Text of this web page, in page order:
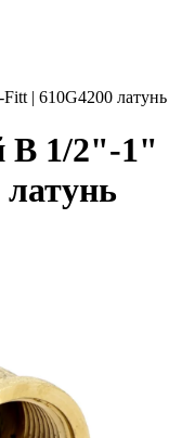
| 610G4200 латунь
В 1/2"-1"